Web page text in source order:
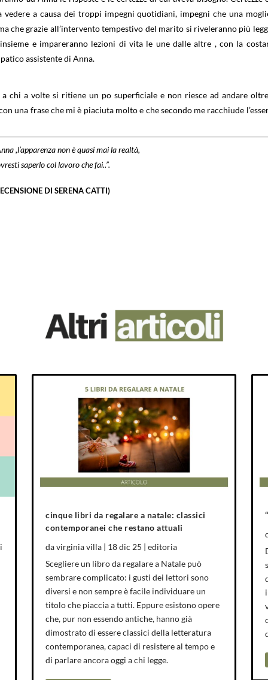
a causa dei troppi impegni quotidiani, impegni che una
che grazie all’intervento tempestivo del marito si riveleranno più
e impareranno lezioni di vita le une dalle altre , con la
assistente di Anna.
chi a volte si ritiene un po superficiale e non riesce ad andare
una frase che mi è piaciuta molto e che secondo me racchiude
,l’apparenza non è quasi mai la realtà,
saperlo col lavoro che fai..”.
DI SERENA CATTI)
cinque libri da regalare a natale: classici
contemporanei che restano attuali
davirginia villa | 18 dic 25 |editoria
Scegliere un libro da regalare a Natale può
sembrare complicato: i gusti dei lettori sono
diversi e non sempre è facile individuare un
titolo che piaccia a tutti. Eppure esistono opere
che, pur non essendo antiche, hanno già
dimostrato di essere classici della letteratura
contemporanea, capaci di resistere al tempo e
di parlare ancora oggi a chi legge.